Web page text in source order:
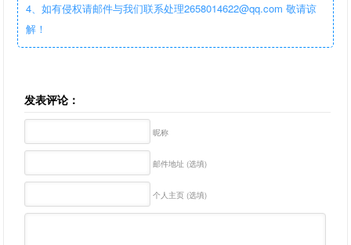
4、如有侵权请邮件与我们联系处理2658014622@qq.com 敬请谅
解！
发表评论：
昵称
邮件地址 (选填)
个人主页 (选填)